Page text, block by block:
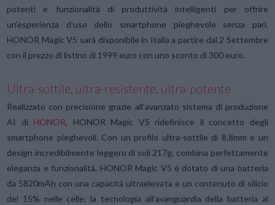
potenti e funzionalità di produttività intelligenti per offrire
un’esperienza d’uso dello smartphone pieghevole senza pari.
HONOR Magic V5 sarà disponibile in Italia a partire dal 2 Settembre
con il prezzo di listino di 1999 euro con uno sconto di 300 euro.
Ultra-sottile, ultra-resistente, ultra-potente
Realizzato con precisione grazie all’avanzato sistema di produzione
AI di HONOR, HONOR Magic V5 ridefinisce il concetto degli
smartphone pieghevoli. Con un profilo ultra-sottile di 8,8mm e un
design incredibilmente leggero di soli 217g, combina perfettamente
eleganza e funzionalità. HONOR Magic V5 è dotato di una batteria
da 5820mAh con una capacità ultraelevata e un contenuto di silicio
del 15% nelle celle, la tecnologia all’avanguardia della batteria al